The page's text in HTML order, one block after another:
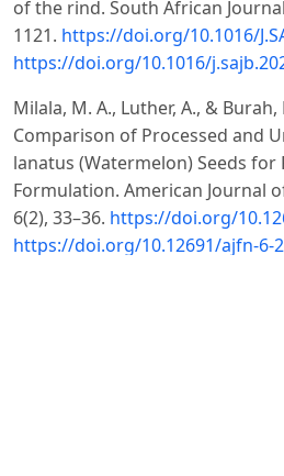
of the rind. South African
1121. https://doi.org/10.1016/
https://doi.org/10.1016/
Milala, M. A., Luther, A., &
Comparison of Processed and
lanatus (Watermelon) Seeds for
Formulation. American Journal
6(2), 33–36. https://doi.org/
https://doi.org/10.12691/ajfn-6-